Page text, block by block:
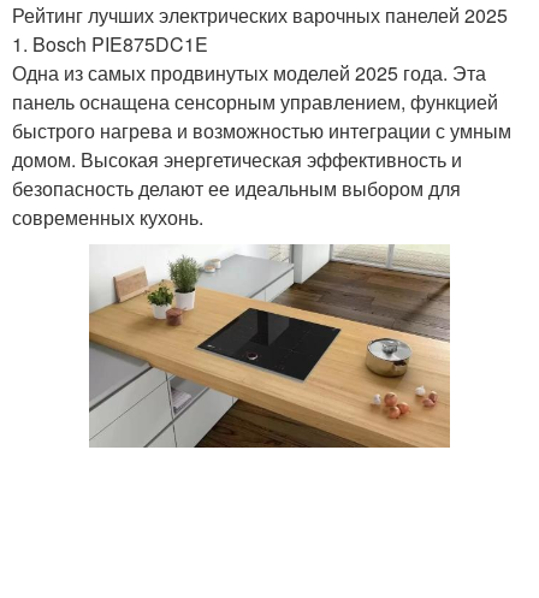
Рейтинг лучших электрических варочных панелей 2025
1. Bosch PIE875DC1E
Одна из самых продвинутых моделей 2025 года. Эта
панель оснащена сенсорным управлением, функцией
быстрого нагрева и возможностью интеграции с умным
домом. Высокая энергетическая эффективность и
безопасность делают ее идеальным выбором для
современных кухонь.